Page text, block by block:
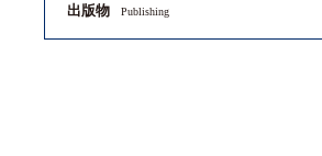
出版物 Publishing